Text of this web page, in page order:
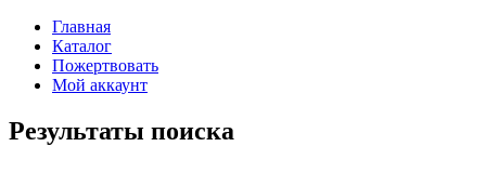
Главная
Каталог
Пожертвовать
Мой аккаунт
Результаты поиска